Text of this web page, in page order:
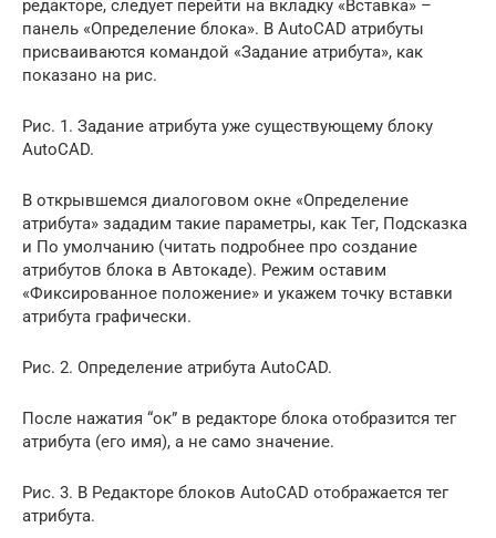
редакторе, следует перейти на вкладку «Вставка» –
панель «Определение блока». В AutoCAD атрибуты
присваиваются командой «Задание атрибута», как
показано на рис.
Рис. 1. Задание атрибута уже существующему блоку
AutoCAD.
В открывшемся диалоговом окне «Определение
атрибута» зададим такие параметры, как Тег, Подсказка
и По умолчанию (читать подробнее про создание
атрибутов блока в Автокаде). Режим оставим
«Фиксированное положение» и укажем точку вставки
атрибута графически.
Рис. 2. Определение атрибута AutoCAD.
После нажатия “ок” в редакторе блока отобразится тег
атрибута (его имя), а не само значение.
Рис. 3. В Редакторе блоков AutoCAD отображается тег
атрибута.